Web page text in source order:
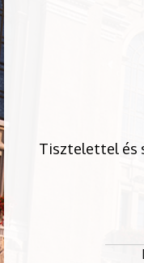
Tisztelettel és